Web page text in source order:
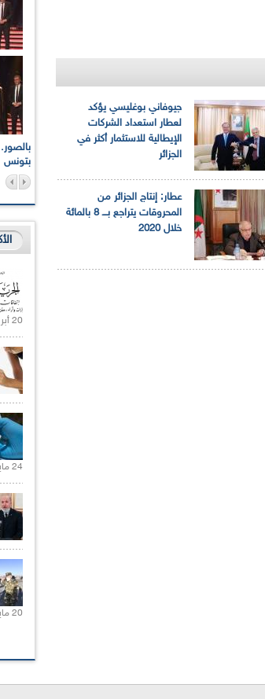
جيوفاني بوغليسي يؤكد
لعطار استعداد الشركات
الإيطالية للاستثمار أكثر في
الجزائر
عطار: إنتاج الجزائر من
المحروقات يتراجع بـــ 8 بالمائة
خلال 2020
بتونس
الإذاعة الجزائرية تقف دقيقة صمت ترحما على أرواح شهداء
17 أكتوبر 1961
20 أبريل 2021 |
24 مايو 2021 |
20 مايو 2021 |